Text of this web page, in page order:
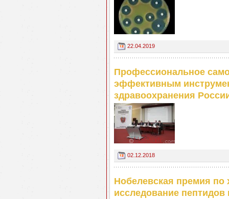
22.04.2019
Профессиональное
эффективным
здравоохранения
02.12.2018
Нобелевская премия
исследование пептидов